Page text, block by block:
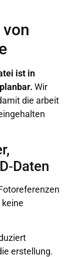
ist in
Wir
die arbeit
keine
erstellung.